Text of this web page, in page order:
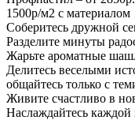
1500р/м2 с материалом
Соберитесь дружной
Разделите минуты
Жарьте ароматные
Делитесь веселыми
общайтесь только с
Живите счастливо в
Наслаждайтесь